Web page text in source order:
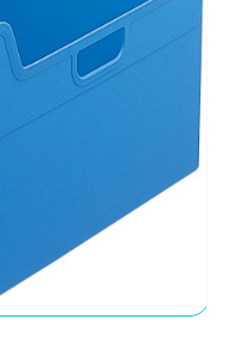
収納目安：背幅23
オ約33本）
ーション。ノートや
理におすすめです。たっ
プ